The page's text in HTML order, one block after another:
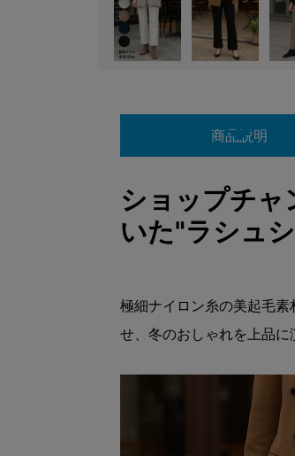
商品説明
ショップチャ
いた"ラシュ
極細ナイロン糸の美起毛
せ、冬のおしゃれを上品に